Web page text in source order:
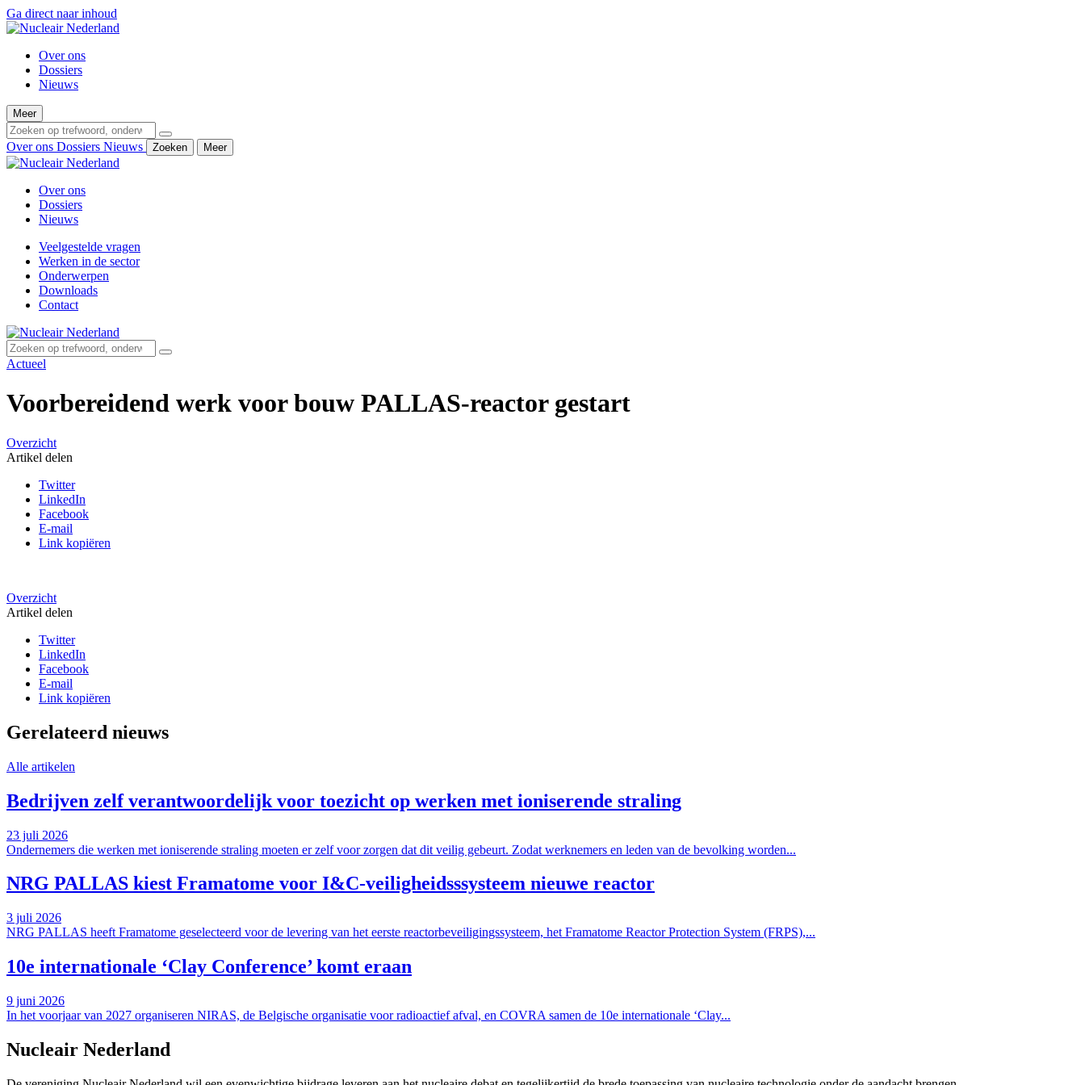
Ga direct naar inhoud
Over ons
Dossiers
Nieuws
Meer
Over ons Dossiers Nieuws Zoeken Meer
Over ons
Dossiers
Nieuws
Veelgestelde vragen
Werken in de sector
Onderwerpen
Downloads
Contact
Actueel
Voorbereidend werk voor bouw PALLAS-reactor gestart
Overzicht
Artikel delen
Twitter
LinkedIn
Facebook
E-mail
Link kopiëren
Overzicht
Artikel delen
Twitter
LinkedIn
Facebook
E-mail
Link kopiëren
Gerelateerd nieuws
Alle artikelen
Bedrijven zelf verantwoordelijk voor toezicht op werken met ioniserende straling
23 juli 2026
Ondernemers die werken met ioniserende straling moeten er zelf voor zorgen dat dit veilig gebeurt. Zodat werknemers en leden van de bevolking worden...
NRG PALLAS kiest Framatome voor I&C-veiligheidsssysteem nieuwe reactor
3 juli 2026
NRG PALLAS heeft Framatome geselecteerd voor de levering van het eerste reactorbeveiligingssysteem, het Framatome Reactor Protection System (FRPS),...
10e internationale ‘Clay Conference’ komt eraan
9 juni 2026
In het voorjaar van 2027 organiseren NIRAS, de Belgische organisatie voor radioactief afval, en COVRA samen de 10e internationale ‘Clay...
Nucleair Nederland